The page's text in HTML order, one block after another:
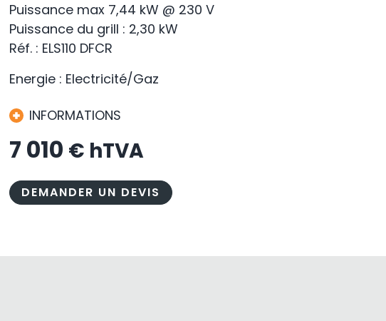
Puissance max 7,44 kW @ 230 V
Puissance du grill : 2,30 kW
Réf. : ELS110 DFCR
Energie : Electricité/Gaz
INFORMATIONS
7 010 € hTVA
DEMANDER UN DEVIS